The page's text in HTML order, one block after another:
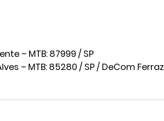
– MTB: 87999 / SP
– MTB: 85280 / SP / DeCom Ferraz